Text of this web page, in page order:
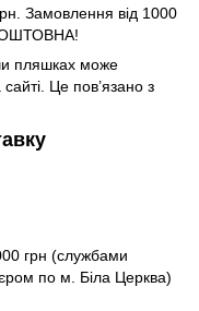
Замовлення від 1000
пляшках може
Це пов’язано з
грн (службами
по м. Біла Церква)